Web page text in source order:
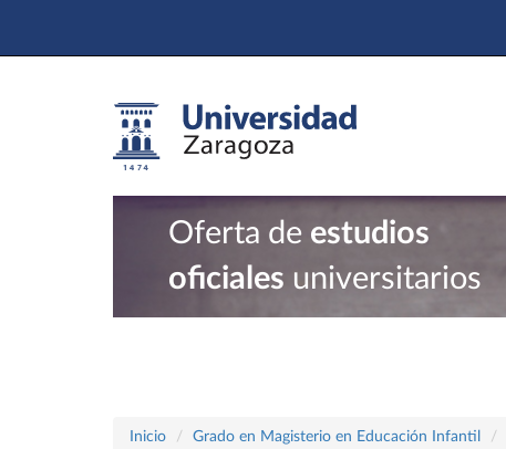
Oferta de estudios
oficiales universitarios
Inicio Grado en Magisterio en Educación Infantil